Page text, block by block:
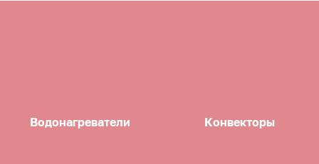
Водонагреватели Конвекторы